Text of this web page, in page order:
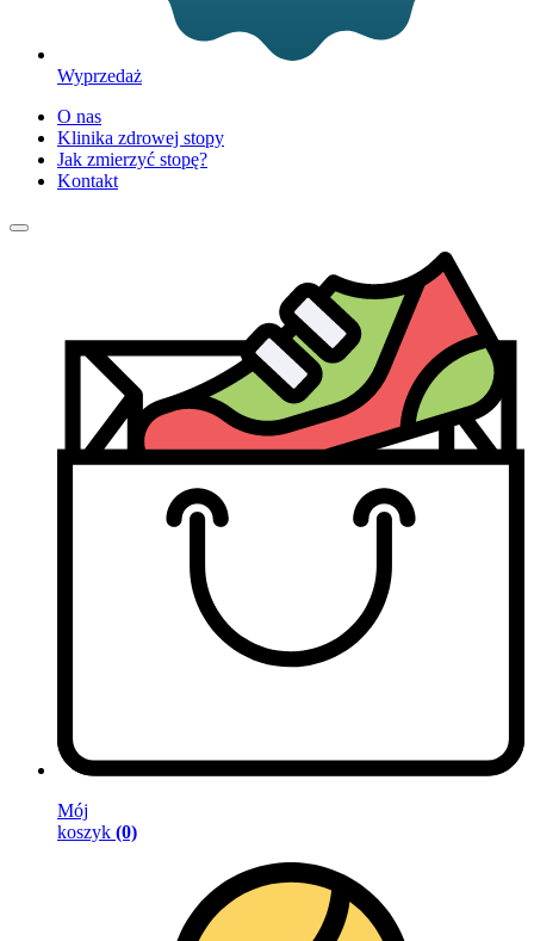
Wyprzedaż
O nas
Klinika zdrowej stopy
Jak zmierzyć stopę?
Kontakt
Mój
koszyk (0)